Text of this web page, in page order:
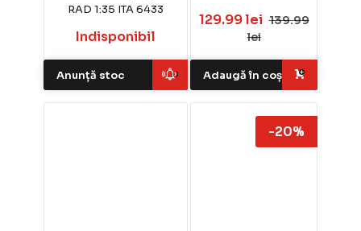
RAD 1:35 ITA 6433
Indisponibil
Anunță stoc
129.99 lei 139.99
lei
Adaugă în coș
-20%